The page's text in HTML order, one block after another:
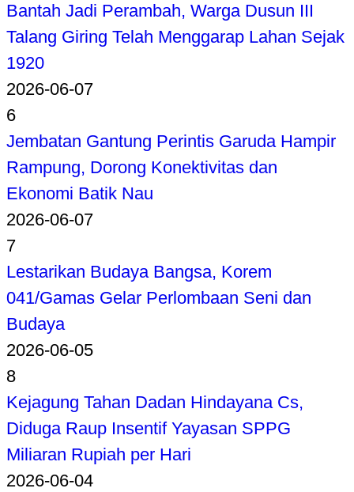
Bantah Jadi Perambah, Warga Dusun III
Talang Giring Telah Menggarap Lahan Sejak
1920
2026-06-07
6
Jembatan Gantung Perintis Garuda Hampir
Rampung, Dorong Konektivitas dan
Ekonomi Batik Nau
2026-06-07
7
Lestarikan Budaya Bangsa, Korem
041/Gamas Gelar Perlombaan Seni dan
Budaya
2026-06-05
8
Kejagung Tahan Dadan Hindayana Cs,
Diduga Raup Insentif Yayasan SPPG
Miliaran Rupiah per Hari
2026-06-04